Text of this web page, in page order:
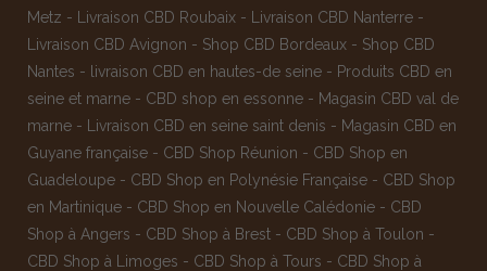
Metz - Livraison CBD Roubaix - Livraison CBD Nanterre -
Livraison CBD Avignon - Shop CBD Bordeaux - Shop CBD
Nantes - livraison CBD en hautes-de seine - Produits CBD en
seine et marne - CBD shop en essonne - Magasin CBD val de
marne - Livraison CBD en seine saint denis - Magasin CBD en
Guyane française - CBD Shop Réunion - CBD Shop en
Guadeloupe - CBD Shop en Polynésie Française - CBD Shop
en Martinique - CBD Shop en Nouvelle Calédonie - CBD
Shop à Angers - CBD Shop à Brest - CBD Shop à Toulon -
CBD Shop à Limoges - CBD Shop à Tours - CBD Shop à